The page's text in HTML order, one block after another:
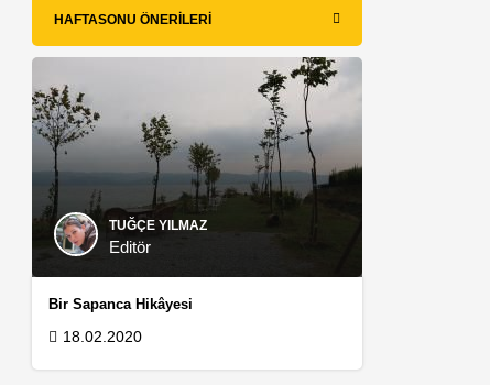
HAFTASONU ÖNERILERI
TUĞÇE YILMAZ
Editör
Bir Sapanca Hikâyesi
18.02.2020